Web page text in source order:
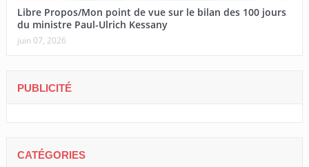
Libre Propos/Mon point de vue sur le bilan des 100 jours
du ministre Paul-Ulrich Kessany
juin 07, 2026
PUBLICITÉ
CATÉGORIES